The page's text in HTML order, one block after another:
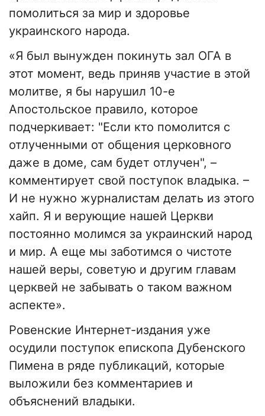
помолиться за мир и здоровье
украинского народа.
«Я был вынужден покинуть зал ОГА в
этот момент, ведь приняв участие в этой
молитве, я бы нарушил 10-е
Апостольское правило, которое
подчеркивает: "Если кто помолится с
отлученными от общения церковного
даже в доме, сам будет отлучен", –
комментирует свой поступок владыка. –
И не нужно журналистам делать из этого
хайп. Я и верующие нашей Церкви
постоянно молимся за украинский народ
и мир. А еще мы заботимся о чистоте
нашей веры, советую и другим главам
церквей не забывать о таком важном
аспекте».
Ровенские Интернет-издания уже
осудили поступок епископа Дубенского
Пимена в ряде публикаций, которые
выложили без комментариев и
объяснений владыки.